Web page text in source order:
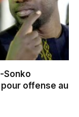
Sonko
offense au